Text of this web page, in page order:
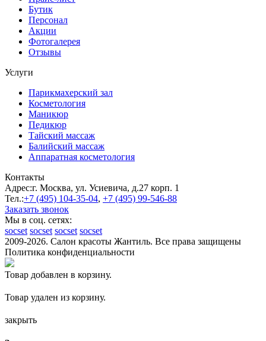
Бутик
Персонал
Акции
Фотогалерея
Отзывы
Услуги
Парикмахерский зал
Косметология
Маникюр
Педикюр
Тайский массаж
Балийский массаж
Аппаратная косметология
Контакты
Адрес:г. Москва, ул. Усиевича, д.27 корп. 1
Тел.:+7 (495) 104-35-04, +7 (495) 99-546-88
Заказать звонок
Мы в соц. сетях:
socset socset socset socset
2009-2026. Салон красоты Жантиль. Все права защищены
Политика конфиденциальности
Товар добавлен в корзину.
Товар удален из корзину.
закрыть